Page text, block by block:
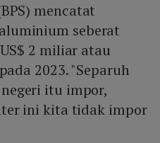
mencatat
seberat
2 miliar atau
2023. "Separuh
itu impor,
ini kita tidak impor